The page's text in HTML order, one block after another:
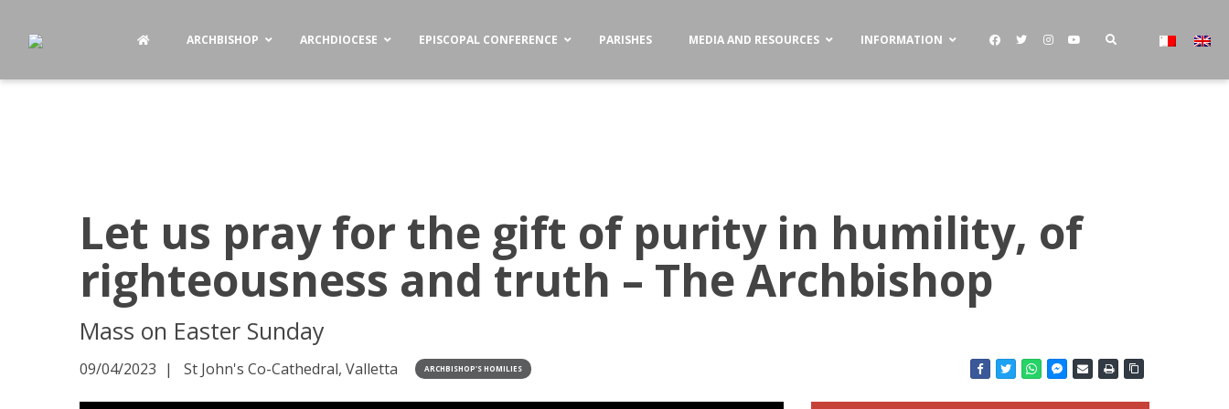
ARCHBISHOP ARCHDIOCESE EPISCOPAL CONFERENCE PARISHES MEDIA AND RESOURCES INFORMATION
Let us pray for the gift of purity in humility, of
righteousness and truth – The Archbishop
Mass on Easter Sunday
09/04/2023 St John's Co-Cathedral, Valletta ARCHBISHOP'S HOMILIES